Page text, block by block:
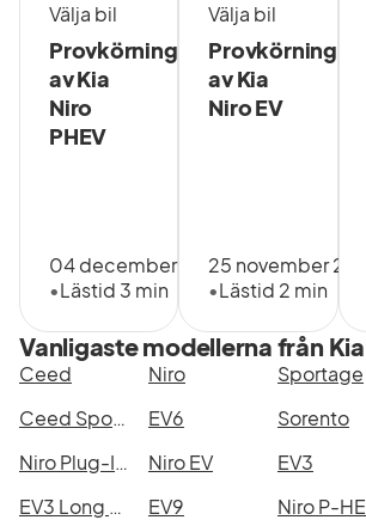
Välja bil
Provkörning
av Kia
Niro
PHEV
04 december 2022
•Lästid 3 min
Välja bil
Provkörning
av Kia
Niro EV
25 november
•Lästid 2 min
Vanligaste modellerna från
Ceed Niro Sportage
Ceed Sportswagon Plug-in Hybrid
EV6 Sorento
Niro Plug-In-Hybrid
Niro EV EV3
EV3 Long Range
EV9 Niro P-